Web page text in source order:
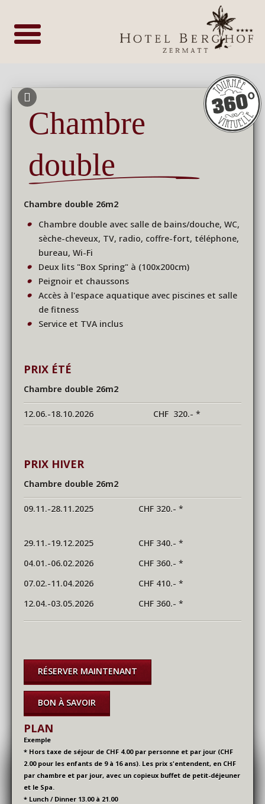
Chambre
double
Chambre double 26m2
Chambre double avec salle de bains/douche, WC,
sèche-cheveux, TV, radio, coffre-fort, téléphone,
bureau, Wi-Fi
Deux lits "Box Spring" à (100x200cm)
Peignoir et chaussons
Accès à l'espace aquatique avec piscines et salle
de fitness
Service et TVA inclus
PRIX ÉTÉ
Chambre double 26m2
12.06.-18.10.2026 CHF 320.- *
PRIX HIVER
Chambre double 26m2
09.11.-28.11.2025 CHF 320.- *
29.11.-19.12.2025 CHF 340.- *
04.01.-06.02.2026 CHF 360.- *
07.02.-11.04.2026 CHF 410.- *
12.04.-03.05.2026 CHF 360.- *
RÉSERVER MAINTENANT
BON À SAVOIR
PLAN
Exemple
* Hors taxe de séjour de CHF 4.00 par personne et par jour (CHF
2.00 pour les enfants de 9 à 16 ans). Les prix s'entendent, en CHF
par chambre et par jour, avec un copieux buffet de petit-déjeuner
et le Spa.
* Lunch / Dinner 13.00 à 21.00